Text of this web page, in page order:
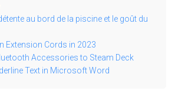
au bord de la piscine et le goût du
Extension Cords in 2023
Accessories to Steam Deck
Text in Microsoft Word